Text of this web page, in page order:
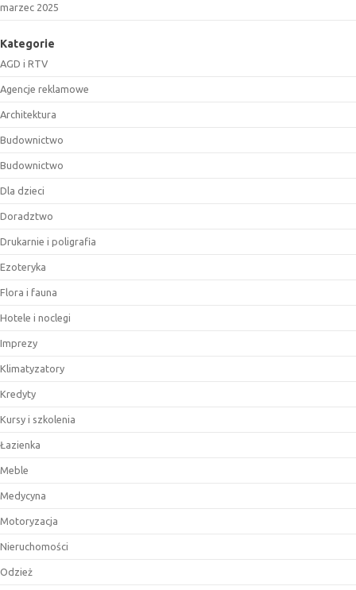
marzec 2025
Kategorie
AGD i RTV
Agencje reklamowe
Architektura
Budownictwo
Budownictwo
Dla dzieci
Doradztwo
Drukarnie i poligrafia
Ezoteryka
Flora i fauna
Hotele i noclegi
Imprezy
Klimatyzatory
Kredyty
Kursy i szkolenia
Łazienka
Meble
Medycyna
Motoryzacja
Nieruchomości
Odzież